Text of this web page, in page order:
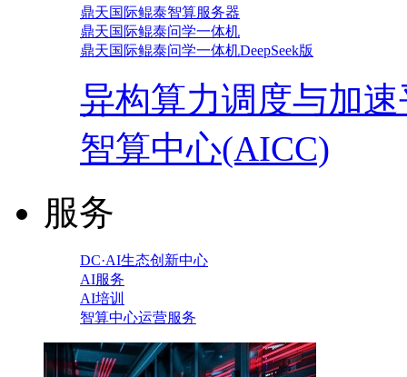
鼎天国际鲲泰智算服务器
鼎天国际鲲泰问学一体机
鼎天国际鲲泰问学一体机DeepSeek版
异构算力调度与加
智算中心(AICC)
服务
DC·AI生态创新中心
AI服务
AI培训
智算中心运营服务